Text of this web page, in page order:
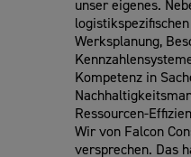
unser eigenes.
Werksplanung,
Kompetenz in
Ressourcen-
Wir von Falcon
versprechen. Das